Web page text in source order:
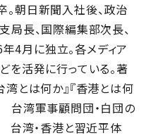
朝日新聞入社後、政治
局長、国際編集部次長、
4月に独立。各メディア
を活発に行っている。著
湾とは何か』『香港とは何
台湾軍事顧問団・白団の
台湾・香港と習近平体